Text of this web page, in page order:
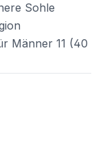
Sohle
Männer 11 (40